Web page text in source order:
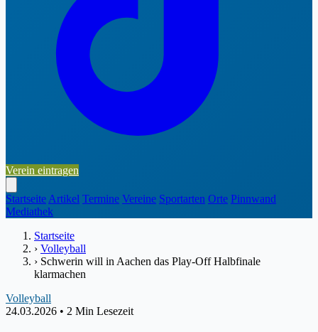
Verein eintragen
Startseite Artikel Termine Vereine Sportarten Orte Pinnwand
Mediathek
Startseite
› Volleyball
› Schwerin will in Aachen das Play-Off Halbfinale
klarmachen
Volleyball
24.03.2026 • 2 Min Lesezeit